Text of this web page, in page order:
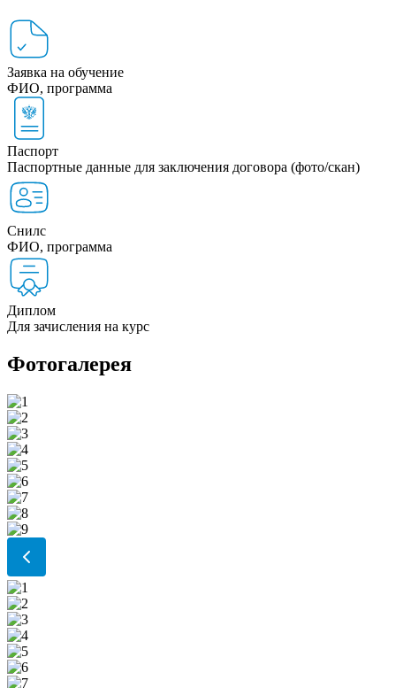
Заявка на обучение
ФИО, программа
Паспорт
Паспортные данные для заключения договора (фото/скан)
Снилс
ФИО, программа
Диплом
Для зачисления на курс
Фотогалерея